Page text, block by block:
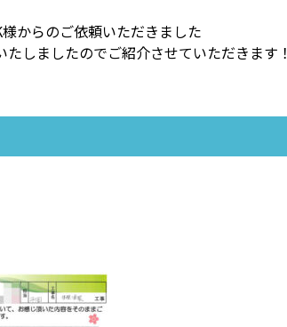
からのご依頼いただきました
しましたのでご紹介させていただきます！